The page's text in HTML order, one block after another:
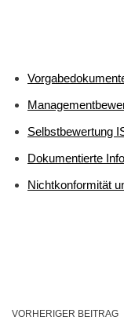
Selbstbewertung
Dokumentierte
Nichtkonformität
VORHERIGER BEITRAG